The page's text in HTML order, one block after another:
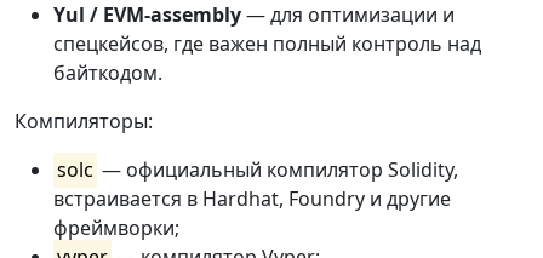
Yul / EVM-assembly— для оптимизации и
спецкейсов, где важен полный контроль над
байткодом.
Компиляторы:
solc — официальный компилятор Solidity,
встраивается в Hardhat, Foundry и другие
фреймворки;